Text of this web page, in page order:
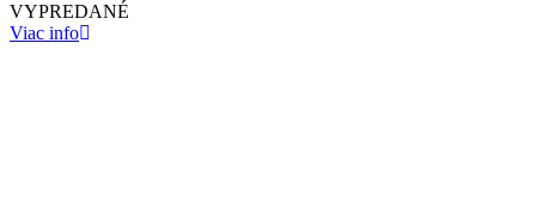
VYPREDANÉ
Viac info